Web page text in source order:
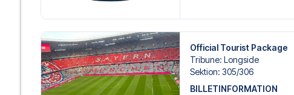
Official Tourist Package
Tribune: Longside
Sektion: 305/​306
BILLETINFORMATION